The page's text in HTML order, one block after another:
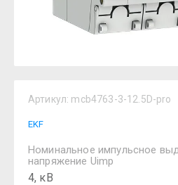
Артикул: mcb4763-3-12.5D-pro
EKF
Номинальное импульсное
напряжение Uimp
4, кВ